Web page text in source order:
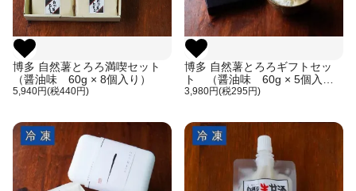
博多 自然薯とろろ満喫セット
（醤油味 60g × 8個入り）
5,940円(税440円)
博多 自然薯とろろギフトセッ
ト （醤油味 60g × 5個入
り）
3,980円(税295円)